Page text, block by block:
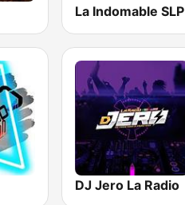
La Indomable SLP
DJ Jero La Radio